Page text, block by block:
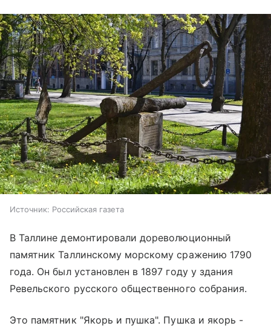
Источник: Российская газета
В Таллине демонтировали дореволюционный
памятник Таллинскому морскому сражению 1790
года. Он был установлен в 1897 году у здания
Ревельского русского общественного собрания.
Это памятник "Якорь и пушка". Пушка и якорь -